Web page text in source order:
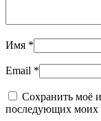
Имя *
Email *
Сохранить моё
последующих моих